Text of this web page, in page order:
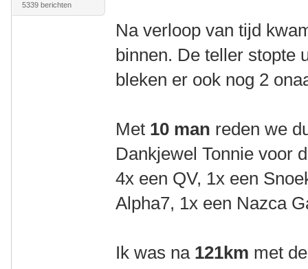
5339 berichten
Na verloop van tijd
binnen. De teller stopte
bleken er ook nog 2
Met 10 man reden we
Dankjewel Tonnie voor
4x een QV, 1x een
Alpha7, 1x een Nazca
Ik was na 121km met